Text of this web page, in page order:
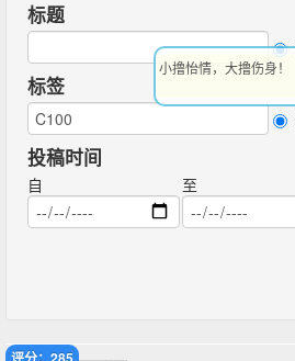
标题
标签
投稿时间
自 至
小撸怡情，大撸伤身！